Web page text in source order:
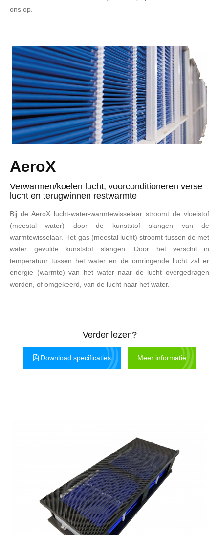
ons op.
AeroX
Verwarmen/koelen lucht, voorconditioneren verse
lucht en terugwinnen restwarmte
Bij de AeroX lucht-water-warmtewisselaar stroomt de vloeistof
(meestal water) door de kunststof slangen van de
warmtewisselaar. Het gas (meestal lucht) stroomt tussen de met
water gevulde kunststof slangen. Door het verschil in
temperatuur tussen het water en de omringende lucht zal er
energie (warmte) van het water naar de lucht overgedragen
worden, of omgekeerd, van de lucht naar het water.
Verder lezen?
Download specificaties Meer informatie